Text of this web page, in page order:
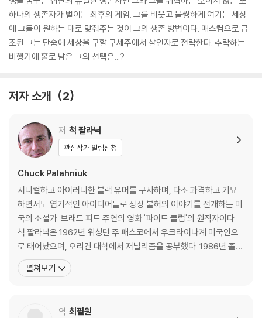
하나의 생존자가 벌이는 최후의 게임. 그를 비웃고 불쌍하게 여기는 세상
에 그들이 원하는 대로 맞춰주는 것이 그의 생존 방법이다. 매스컴으로 급
조된 그는 단숨에 세상을 구할 구세주에서 살인자로 전락한다. 추락하는
비행기에 홀로 남은 그의 선택은...?
저자 소개 2
저 척 팔라닉
관심작가 알림신청
Chuck Palahniuk
시니컬하고 아이러니한 블랙 유머를 구사하며, 다소 과격하고 기묘
하면서도 엽기적인 아이디어들로 상상 불허의 이야기를 전개하는 미
국의 소설가. 브래드 피트 주연의 영화 '파이트 클럽'의 원작자이다.
척 팔라닉은 1962년 워싱턴 주 패스코에서 우크라이나계 미국인으
로 태어났으며, 오리건 대학에서 저널리즘을 공부했다. 1986년 졸업
후 포틀랜드의 지역 신문사에서 저널리스트로 잠시 일했다. 컨테이너
화물열차의 디젤 엔진 수리공으로 일하기도 했던 소설가로 성공적인
펼쳐보기
역 최필원